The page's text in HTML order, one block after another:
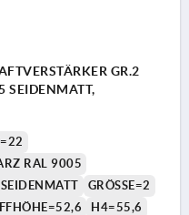
GR.2
SEIDENMATT,
RAL 9005
GRÖSSE=2
H4=55,6